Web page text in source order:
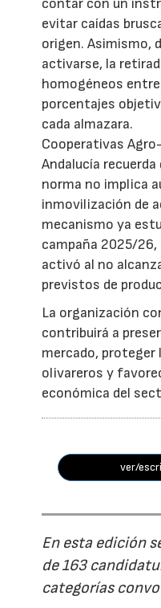
contar con un
evitar caídas
origen. Asimismo,
activarse, la
homogéneos
porcentajes
cada almazara.
Cooperativas
Andalucía
norma no implica
inmovilización de
mecanismo ya
campaña 2025/
activó al no
previstos de
La organización
contribuirá a
mercado, proteger
olivareros y
económica del
ver/
En esta edición
de 163
categorías